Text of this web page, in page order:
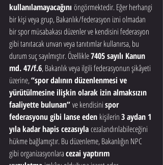
kullanılamayacağını öngörmektedir. Eğer herhangi
bir kişi veya grup, Bakanlık/federasyon izni olmadan
bir spor müsabakası düzenler ve kendisini federasyon
gibi tanıtacak unvan veya tanıtımlar kullanırsa, bu
durum suç sayılmıştır. Özellikle 7405 sayılı Kanun
md. 47/f.6, Bakanlık veya ilgili federasyonun şikâyeti
üzerine, “spor dalının düzenlenmesi ve
yürütülmesine ilişkin olarak izin almaksızın
faaliyette bulunan” ve kendisini spor
federasyonu gibi lanse eden kişilerin 3 aydan 1
yıla kadar hapis cezasıyla cezalandırılabileceğini
hükme bağlamıştır. Bu düzenleme, Bakanlığın NPC
gibi organizasyonlara cezai yaptırım